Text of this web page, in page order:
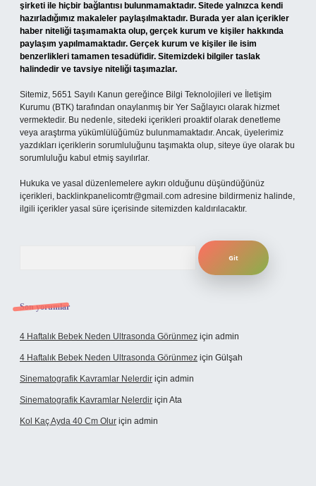
şirketi ile hiçbir bağlantısı bulunmamaktadır. Sitede yalnızca kendi
hazırladığımız makaleler paylaşılmaktadır. Burada yer alan içerikler
haber niteliği taşımamakta olup, gerçek kurum ve kişiler hakkında
paylaşım yapılmamaktadır. Gerçek kurum ve kişiler ile isim
benzerlikleri tamamen tesadüfidir. Sitemizdeki bilgiler taslak
halindedir ve tavsiye niteliği taşımazlar.
Sitemiz, 5651 Sayılı Kanun gereğince Bilgi Teknolojileri ve İletişim
Kurumu (BTK) tarafından onaylanmış bir Yer Sağlayıcı olarak hizmet
vermektedir. Bu nedenle, sitedeki içerikleri proaktif olarak denetleme
veya araştırma yükümlülüğümüz bulunmamaktadır. Ancak, üyelerimiz
yazdıkları içeriklerin sorumluluğunu taşımakta olup, siteye üye olarak bu
sorumluluğu kabul etmiş sayılırlar.
Hukuka ve yasal düzenlemelere aykırı olduğunu düşündüğünüz
içerikleri, backlinkpanelicomtr@gmail.com adresine bildirmeniz halinde,
ilgili içerikler yasal süre içerisinde sitemizden kaldırılacaktır.
Son yorumlar
4 Haftalık Bebek Neden Ultrasonda Görünmez için admin
4 Haftalık Bebek Neden Ultrasonda Görünmez için Gülşah
Sinematografik Kavramlar Nelerdir için admin
Sinematografik Kavramlar Nelerdir için Ata
Kol Kaç Ayda 40 Cm Olur için admin